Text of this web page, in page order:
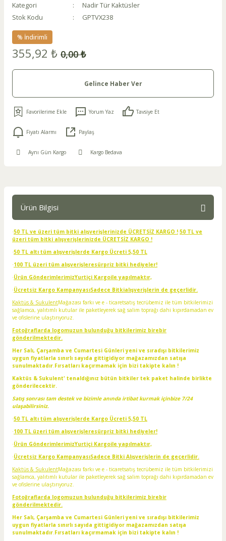
Kategori
Nadir Tür Kaktüsler
Stok Kodu
GPTVX238
% İndirimli
355,92 ₺ 0,00 ₺
Gelince Haber Ver
Yorum Yaz Tavsiye Et
Fiyatı Alarmı Paylaş
Aynı Gün Kargo Kargo Bedava
Ürün Bilgisi
·50 TL ve üzeri tüm bitki alışverişlerinizde ÜCRETSİZ KARGO !·50 TL ve
üzeri tüm bitki alışverişlerinizde ÜCRETSİZ KARGO !
·50 TL altı tüm alışverişlerde Kargo Ücreti 5,50 TL
·100 TL üzeri tüm alışverişleresürpriz bitki hediyeler!
·Ürün GönderimlerimizYurtiçi Kargoile yapılmaktır,
·Ücretsiz Kargo KampanyasıSadece Bitkialışverişlerin de geçerlidir.
Kaktüs & SukulentMağazası farkı ve e - ticaretsatış tecrübemiz ile tüm bitkilerimizi
sağlamca, yalıtımlı kutular ile paketleyerek sağ salim toprağı dahi kıpırdamadan ev
ve ofislerine ulaştırıyoruz.
Fotoğraflarda logomuzun bulunduğu bitkilerimiz birebir
gönderilmektedir.
Her Salı, Çarşamba ve Cumartesi Günleri yeni ve sıradışı bitkilerimiz
uygun fiyatlarla sınırlı sayıda gittigidiyor mağazamızdan satışa
sunulmaktadır.Fırsatları kaçırmamak için bizi takipte kalın !
Kaktüs & Sukulent' tenaldığınız bütün bitkiler tek paket halinde birlikte
gönderilecektir.
Satış sonrası tam destek ve bizimle anında irtibat kurmak içinbize 7/24
ulaşabilirsiniz.
·50 TL altı tüm alışverişlerde Kargo Ücreti 5,50 TL
·100 TL üzeri tüm alışverişleresürpriz bitki hediyeler!
·Ürün GönderimlerimizYurtiçi Kargoile yapılmaktır,
·Ücretsiz Kargo KampanyasıSadece Bitki Alışverişlerin de geçerlidir.
Kaktüs & SukulentMağazası farkı ve e - ticaretsatış tecrübemiz ile tüm bitkilerimizi
sağlamca, yalıtımlı kutular ile paketleyerek sağ salim toprağı dahi kıpırdamadan ev
ve ofislerine ulaştırıyoruz.
Fotoğraflarda logomuzun bulunduğu bitkilerimiz birebir
gönderilmektedir.
Her Salı, Çarşamba ve Cumartesi Günleri yeni ve sıradışı bitkilerimiz
uygun fiyatlarla sınırlı sayıda gittigidiyor mağazamızdan satışa
sunulmaktadır.Fırsatları kaçırmamak için bizi takipte kalın !